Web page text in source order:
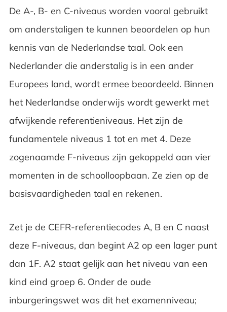
De A-, B- en C-niveaus worden vooral gebruikt
om anderstaligen te kunnen beoordelen op hun
kennis van de Nederlandse taal. Ook een
Nederlander die anderstalig is in een ander
Europees land, wordt ermee beoordeeld. Binnen
het Nederlandse onderwijs wordt gewerkt met
afwijkende referentieniveaus. Het zijn de
fundamentele niveaus 1 tot en met 4. Deze
zogenaamde F-niveaus zijn gekoppeld aan vier
momenten in de schoolloopbaan. Ze zien op de
basisvaardigheden taal en rekenen.
Zet je de CEFR-referentiecodes A, B en C naast
deze F-niveaus, dan begint A2 op een lager punt
dan 1F. A2 staat gelijk aan het niveau van een
kind eind groep 6. Onder de oude
inburgeringswet was dit het examenniveau;